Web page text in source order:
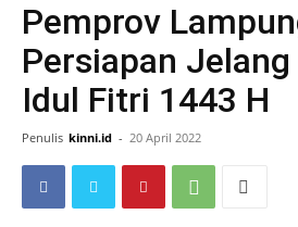
Pemprov
Persiapan Jelang
Idul Fitri 1443 H
Penulis kinni.id - 20 April 2022